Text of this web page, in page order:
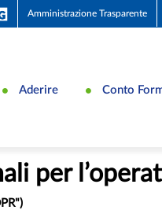
Amministrazione Trasparente
Aderire Conto
per